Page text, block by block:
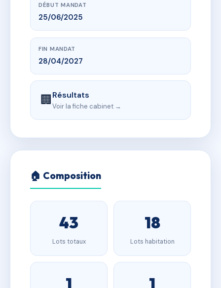
DÉBUT MANDAT
25/06/2025
FIN MANDAT
28/04/2027
🏢Résultats
Voir la fiche cabinet →
🏠 Composition
43
Lots totaux
18
Lots habitation
1 1